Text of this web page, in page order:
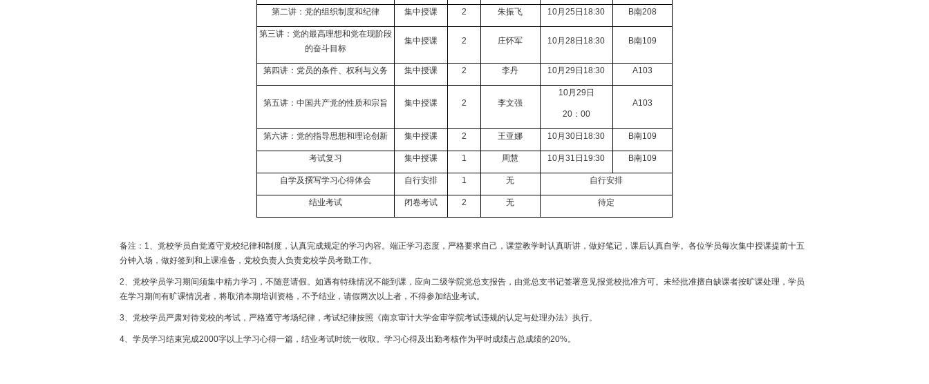
第二讲：党的组织制度和纪律 集中授课 2 朱振飞 10月25 日 18:30 B南208
第三讲：党的最高理想和党在现阶段
的奋斗目标
集中授课 2 庄怀军 10月28日 18:30 B南109
第四讲： 党员的条件、权利与义务 集中授课 2 李丹 10月29 日 18:30 A103
第五讲：中国共产党的性质和宗旨 集中授课 2 李文强
10月 29 日
20： 00
A103
第六讲： 党的指导思想和理论创新 集中授课 2 王亚娜 10月30日 18:30 B南109
考试复习 集中授课 1 周慧 10月31 日 19:30 B南109
自学及撰写学习心得体会 自行安排 1 无 自行安排
结业考试 闭卷考试 2 无 待定
备注： 1、党校学员自觉遵守党校纪律和制度，认真完成规定的学习内容。端正学习态度，严格要求自己，课堂教学时认真听讲，做好笔记，课后认真自学。各位学员每次集中授课提前十五
分钟入场，做好签到和上课准备，党校负责人负责党校学员考勤工作。
2、党校学员学习期间须集中精力学习，不随意请假。如遇有特殊情况不能到课，应向二级学院党总支报告，由党总支书记签署意见报党校批准方可。未经批准擅自缺课者按旷课处理，学员
在学习期间有旷课情况者，将取消本期培训资格，不予结业，请假两次以上者，不得参加结业考试。
3、党校学员严肃对待党校的考试，严格遵守考场纪律，考试纪律按照《南京审计大学金审学院考试违规的认定与处理办法》执行。
4、学员学习结束完成2000字以上学习心得一篇，结业考试时统一收取。学习心得及出勤考核作为平时成绩占总成绩的20%。